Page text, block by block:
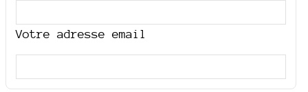
Votre adresse email